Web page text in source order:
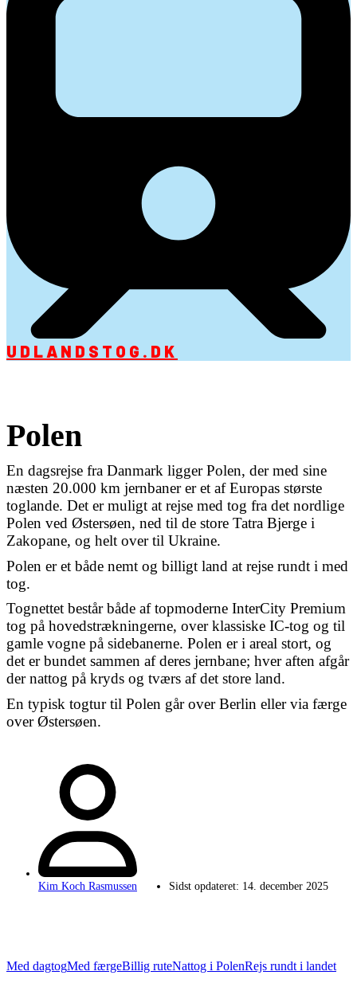
UDLANDSTOG.DK
Polen
En dagsrejse fra Danmark ligger Polen, der med sine
næsten 20.000 km jernbaner er et af Europas største
toglande. Det er muligt at rejse med tog fra det nordlige
Polen ved Østersøen, ned til de store Tatra Bjerge i
Zakopane, og helt over til Ukraine.
Polen er et både nemt og billigt land at rejse rundt i med
tog.
Tognettet består både af topmoderne InterCity Premium
tog på hovedstrækningerne, over klassiske IC-tog og til
gamle vogne på sidebanerne. Polen er i areal stort, og
det er bundet sammen af deres jernbane; hver aften afgår
der nattog på kryds og tværs af det store land.
En typisk togtur til Polen går over Berlin eller via færge
over Østersøen.
Kim Koch Rasmussen Sidst opdateret: 14. december 2025
Med dagtogMed færgeBillig ruteNattog i PolenRejs rundt i landet